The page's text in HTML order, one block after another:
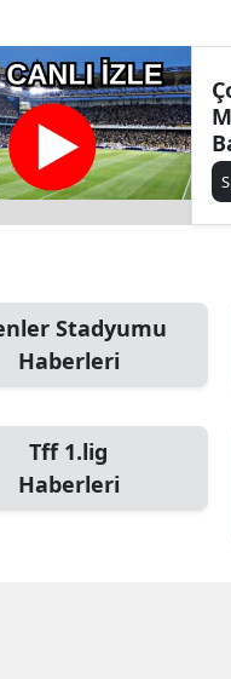
Stadyumu
Haberleri
Tff 1.lig
Haberleri